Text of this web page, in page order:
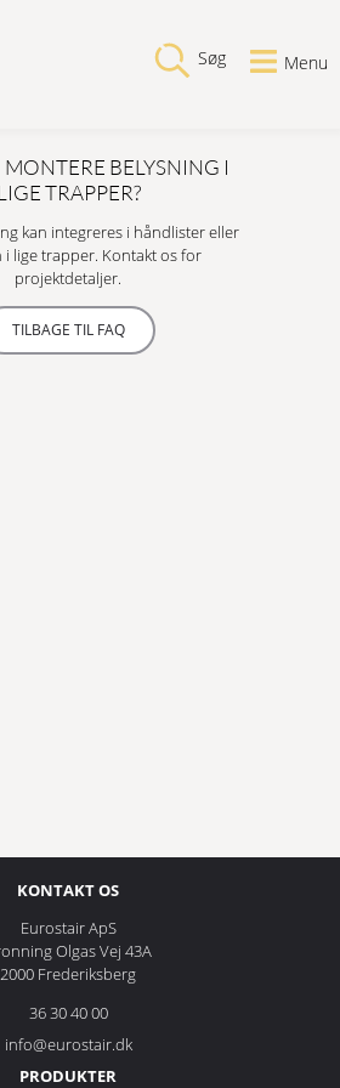
Søg Menu
BELYSNING I
TRAPPER?
kan integreres i håndlister eller
lige trapper. Kontakt os for
projektdetaljer.
TILBAGE TIL FAQ
KONTAKT OS
Eurostair ApS
Olgas Vej 43A
2000 Frederiksberg
36 30 40 00
info@eurostair.dk
PRODUKTER